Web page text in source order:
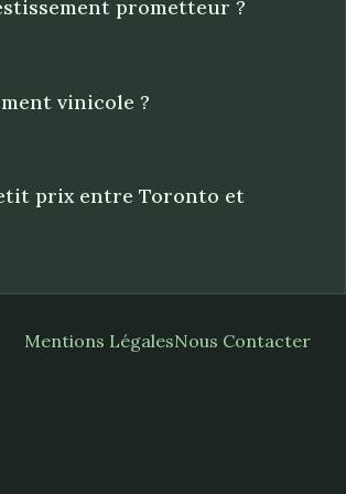
prometteur ?
vinicole ?
prix entre Toronto et
Mentions LégalesNous Contacter